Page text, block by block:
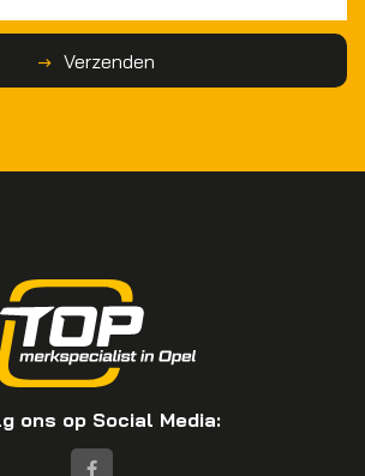
Verzenden
ons op Social Media: